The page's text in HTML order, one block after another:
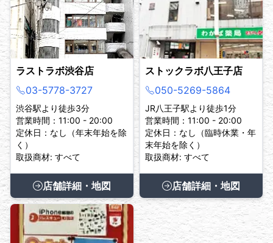
ラストラボ渋谷店
03-5778-3727
渋谷駅より徒歩3分
営業時間：11:00 - 20:00
定休日：なし（年末年始を除
く）
取扱商材: すべて
店舗詳細・地図
ストックラボ八王子店
050-5269-5864
JR八王子駅より徒歩1分
営業時間：11:00 - 20:00
定休日：なし（臨時休業・年
末年始を除く）
取扱商材: すべて
店舗詳細・地図